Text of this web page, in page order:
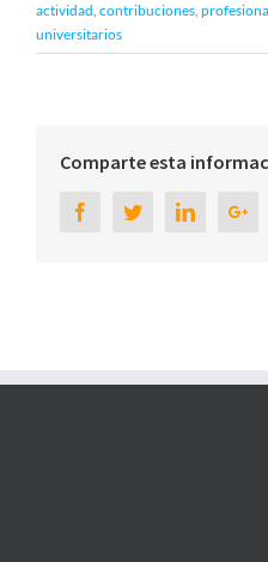
actividad, contribuciones,
universitarios
Comparte esta
FacebookTwitterLinkedin